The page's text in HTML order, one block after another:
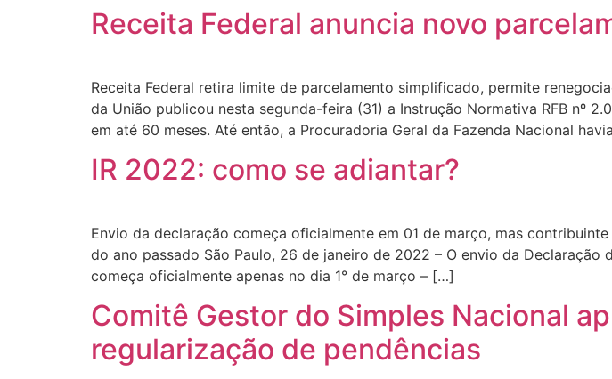
Receita Federal anuncia novo
Receita Federal retira limite de parcelamento simplificado, permite
da União publicou nesta segunda-feira (31) a Instrução Normativa RFB nº
em até 60 meses. Até então, a Procuradoria Geral da Fazenda Nacional
IR 2022: como se adiantar?
Envio da declaração começa oficialmente em 01 de março, mas
do ano passado São Paulo, 26 de janeiro de 2022 – O envio da Declaração
começa oficialmente apenas no dia 1° de março – […]
Comitê Gestor do Simples Nacional
regularização de pendências